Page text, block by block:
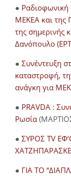
● Ραδιοφωνική
ΜΕΚΕΑ και της
της σημερινής
Δανόπουλο
● Συνέντευξη
καταστροφή,
ανάγκη για
● PRAVDA :
Ρωσία
● ΣΥΡΟΣ TV
● ΓΙΑ ΤΟ